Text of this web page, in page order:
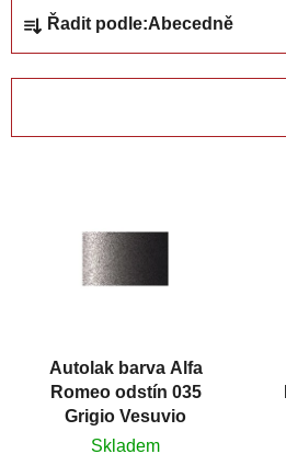
Řadit podle:Abecedně
Autolak barva Alfa
Romeo odstín 035
Grigio Vesuvio
metalíza
Skladem